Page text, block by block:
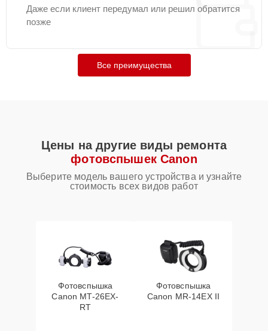
Даже если клиент передумал или решил обратится
позже
Все преимущества
Цены на другие виды ремонта
фотовспышек Canon
Выберите модель вашего устройства и узнайте
стоимость всех видов работ
Фотовспышка
Canon MT-26EX-
RT
Фотовспышка
Canon MR-14EX II